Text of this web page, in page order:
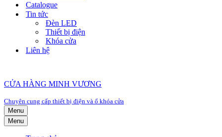
Catalogue
Tin tức
Đèn LED
Thiết bị điện
Khóa cửa
Liên hệ
CỬA HÀNG MINH VƯƠNG
Chuyên cung cấp thiết bị điện và ổ khóa cửa
Menu
Menu